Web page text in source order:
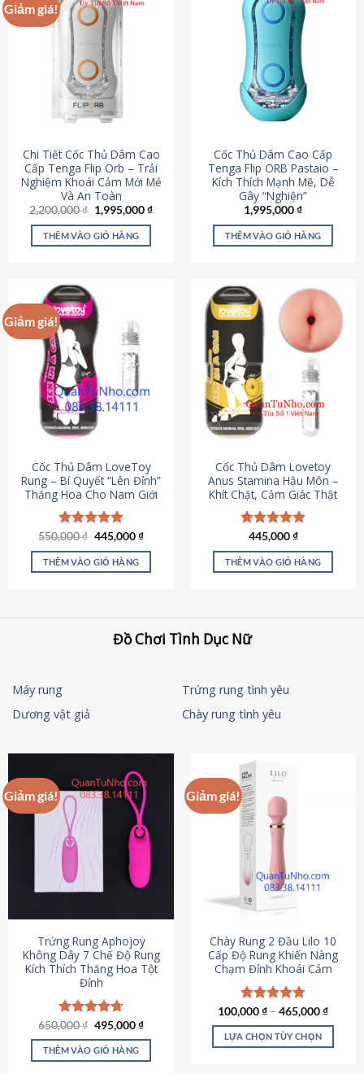
Giảm giá!
Chi Tiết Cốc Thủ Dâm Cao
Cấp Tenga Flip Orb – Trải
Nghiệm Khoái Cảm Mới Mẻ
Và An Toàn
2,200,000₫ Giá
gốc
là:
2,200,000 ₫.
1,995,000₫Giá
THÊM VÀO GIỎ HÀNG
Cốc Thủ Dâm Cao Cấp
Tenga Flip ORB Pastaio –
Kích Thích Mạnh Mẽ, Dễ
Gây “Nghiện”
1,995,000₫
THÊM VÀO GIỎ HÀNG
Giảm giá!
Cốc Thủ Dâm LoveToy
Rung – Bí Quyết “Lên Đỉnh”
Thăng Hoa Cho Nam Giới
Được xếp
hạng5.00
5 sao
550,000₫ Giá
là:
550,000 ₫.
445,000₫Giá
tại
THÊM VÀO GIỎ HÀNG
Cốc Thủ Dâm Lovetoy
Anus Stamina Hậu Môn –
Khít Chặt, Cảm Giác Thật
Được xếp
hạng4.84
5 sao
445,000₫
THÊM VÀO GIỎ HÀNG
Đồ Chơi Tình Dục Nữ
Máy rung
Trứng rung tình yêu
Dương vật giả
Chày rung tình yêu
Giảm giá!
Trứng Rung Aphojoy
Không Dây 7 Chế Độ Rung
Kích Thích Thăng Hoa Tột
Đỉnh
Được xếp
hạng4.72
5 sao
650,000₫ Giá
là:
650,000 ₫.
495,000₫Giá
tại
495,000 ₫.
THÊM VÀO GIỎ HÀNG
Giảm giá!
Chày Rung 2 Đầu Lilo 10
Cấp Độ Rung Khiến Nàng
Chạm Đỉnh Khoái Cảm
Được xếp
hạng4.80
5 sao
100,000₫ – 465,000₫
LỰA CHỌN TÙY CHỌN